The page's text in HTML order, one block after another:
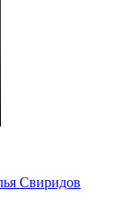
Свиридов